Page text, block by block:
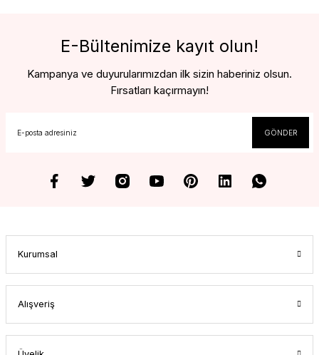
E-Bültenimize kayıt olun!
Kampanya ve duyurularımızdan ilk sizin haberiniz olsun.
Fırsatları kaçırmayın!
GÖNDER
Kurumsal
Alışveriş